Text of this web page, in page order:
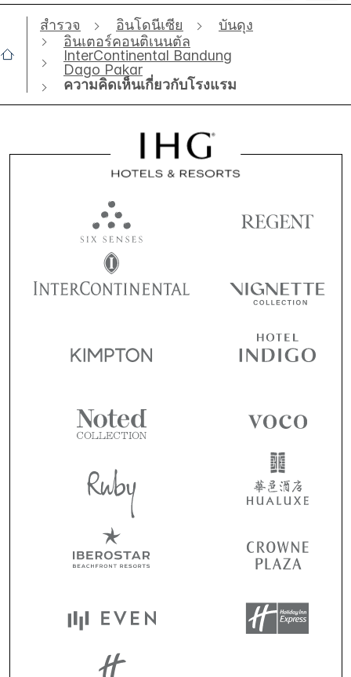
สำรวจ อินโดนีเซีย
บันดุง
อินเตอร์คอนติเนนตัล
InterContinental Bandung
Dago Pakar
ความคิดเห็นเกี่ยวกับโรงแรม